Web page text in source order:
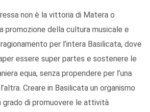
non è la vittoria di Matera o
promozione della cultura musicale e
per l’intera Basilicata, dove
essere super partes e sostenere le
equa, senza propendere per l’una
Creare in Basilicata un organismo
grado di promuovere le attività